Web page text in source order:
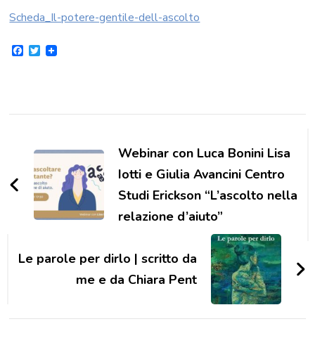
Scheda_Il-potere-gentile-dell-ascolto
Facebook
Twitter
articoli
Webinar con Luca Bonini Lisa
Iotti e Giulia Avancini Centro
Studi Erickson “L’ascolto nella
relazione d’aiuto”
Le parole per dirlo | scritto da
me e da Chiara Pent